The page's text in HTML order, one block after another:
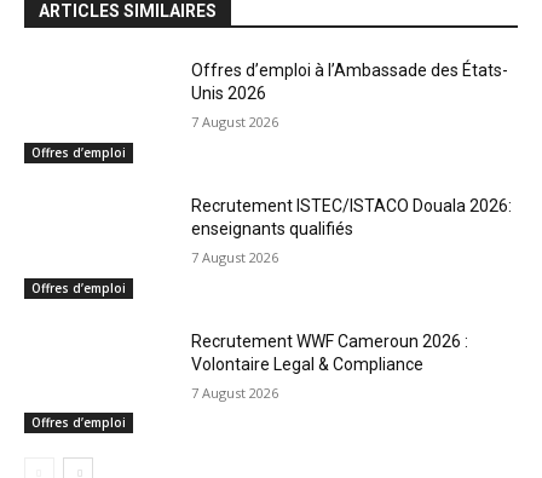
ARTICLES SIMILAIRES
Offres d’emploi
Offres d’emploi à l’Ambassade des États-
Unis 2026
7 August 2026
Offres d’emploi
Recrutement ISTEC/ISTACO Douala 2026:
enseignants qualifiés
7 August 2026
Offres d’emploi
Recrutement WWF Cameroun 2026 :
Volontaire Legal & Compliance
7 August 2026